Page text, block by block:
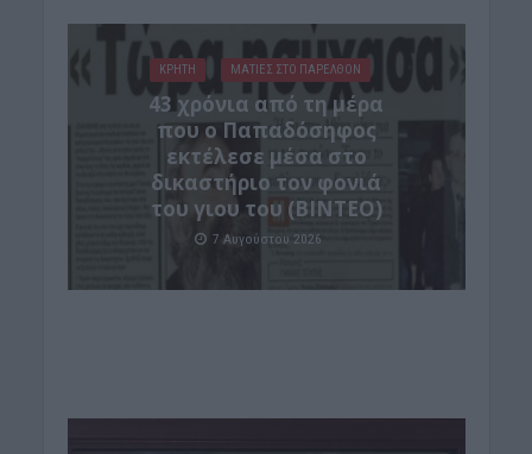
ΚΡΗΤΗ ΜΑΤΙΕΣ ΣΤΟ ΠΑΡΕΛΘΟΝ
43 χρόνια από τη μέρα
που ο Παπαδόσηφος
εκτέλεσε μέσα στο
δικαστήριο τον φονιά
του γιου του (ΒΙΝΤΕΟ)
7 Αυγούστου 2026